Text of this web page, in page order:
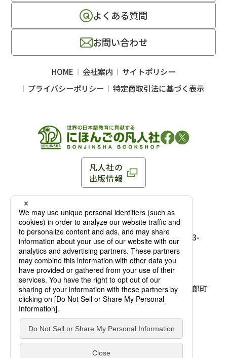
凡人社の
出版情報
〒102-0093 東京都千代田区平河町 1-3-13 8F
TEL：03-3263-3959／FAX：03-3263-3116
麹町店
〒102-0093 東京都千代田区平河町1-3-
13 8F［アクセス］
TEL：03-3239-8673／FAX：03-3263-
3116
大阪店
〒541-0056 大阪府大阪市中央区久太郎町
4-2-10
大西ビルディング 1階［
TEL：06-4256-2684／FAX：03-6733-
7887
よくある質問
お問い合わせ
HOME 会社案内
サイトポリシー
プライバシーポリシー
特定商取引法に基づく表示